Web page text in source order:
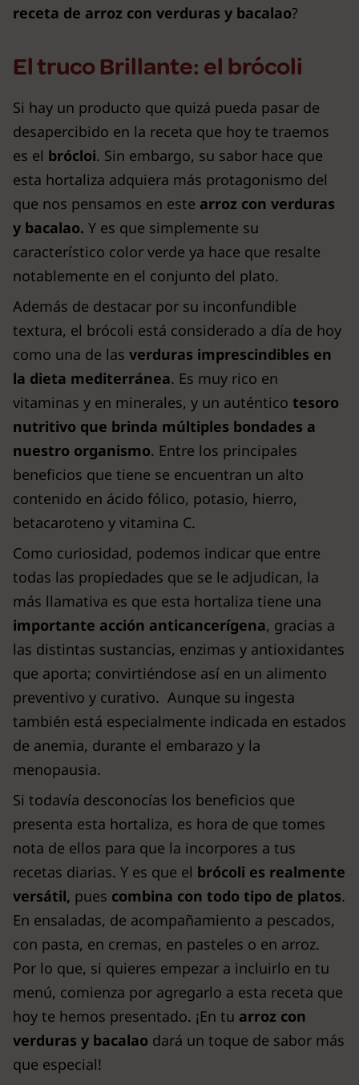
receta de arroz con verduras y bacalao?
El truco Brillante: el brócoli
Si hay un producto que quizá pueda pasar de
desapercibido en la receta que hoy te traemos
es el brócloi. Sin embargo, su sabor hace que
esta hortaliza adquiera más protagonismo del
que nos pensamos en este arroz con verduras
y bacalao. Y es que simplemente su
característico color verde ya hace que resalte
notablemente en el conjunto del plato.
Además de destacar por su inconfundible
textura, el brócoli está considerado a día de hoy
como una de las verduras imprescindibles en
la dieta mediterránea. Es muy rico en
vitaminas y en minerales, y un auténtico tesoro
nutritivo que brinda múltiples bondades a
nuestro organismo. Entre los principales
beneficios que tiene se encuentran un alto
contenido en ácido fólico, potasio, hierro,
betacaroteno y vitamina C.
Como curiosidad, podemos indicar que entre
todas las propiedades que se le adjudican, la
más llamativa es que esta hortaliza tiene una
importante acción anticancerígena, gracias a
las distintas sustancias, enzimas y antioxidantes
que aporta; convirtiéndose así en un alimento
preventivo y curativo. Aunque su ingesta
también está especialmente indicada en estados
de anemia, durante el embarazo y la
menopausia.
Si todavía desconocías los beneficios que
presenta esta hortaliza, es hora de que tomes
nota de ellos para que la incorpores a tus
recetas diarias. Y es que el brócoli es realmente
versátil, pues combina con todo tipo de platos.
En ensaladas, de acompañamiento a pescados,
con pasta, en cremas, en pasteles o en arroz.
Por lo que, si quieres empezar a incluirlo en tu
menú, comienza por agregarlo a esta receta que
hoy te hemos presentado. ¡En tu arroz con
verduras y bacalao dará un toque de sabor más
que especial!